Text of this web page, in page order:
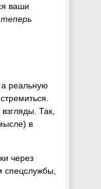
ваши
а реальную
Так,
в
через
спецслужбы,